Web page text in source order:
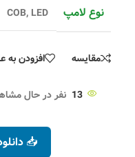
نوع لامپ COB, LED
مقایسه افزودن به
13 نفر در حال
📥